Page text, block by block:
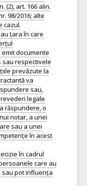
(2), art. 166 alin.
98/2016; alte
cazul.
țara în care
documente
sau respectivele
prevăzute la
va
sau,
legale
răspundere, o
notar, a unei
sau a unei
în acest
în cadrul
care au
sau pot influența